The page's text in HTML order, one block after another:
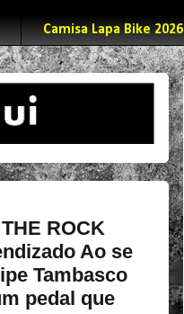
Camisa Lapa Bike 2026
ROCK
Ao se
Tambasco
pedal que